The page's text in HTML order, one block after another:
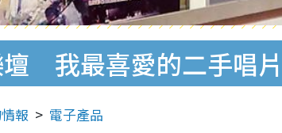
我最喜愛的二手唱
報 電子產品